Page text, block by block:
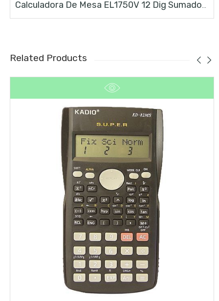
Calculadora De Mesa EL1750V 12 Dig Sumadora
Related Products